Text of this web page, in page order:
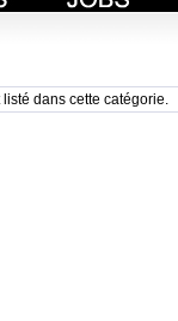
listé dans cette catégorie.